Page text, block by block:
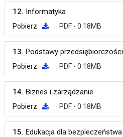
12. Informatyka
Pobierz PDF - 0.18MB
13. Podstawy przedsiębiorczości
Pobierz PDF - 0.18MB
14. Biznes i zarządzanie
Pobierz PDF - 0.18MB
15. Edukacja dla bezpieczeństwa